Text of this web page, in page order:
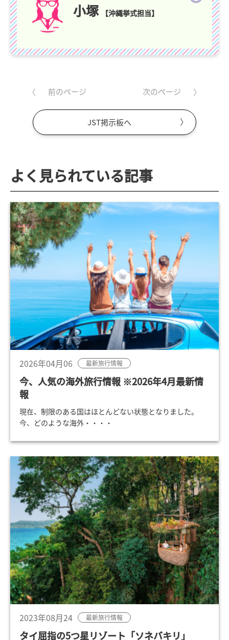
小塚 【沖縄挙式担当】
前のページ
JST掲示板へ
次のページ
よく見られている記事
2026年04月06 最新旅行情報
今、人気の海外旅行情報 ※2026年4月最新情
報
現在、制限のある国はほとんどない状態となりました。
今、どのような海外・・・・
2023年08月24 最新旅行情報
タイ屈指の5つ星リゾート「ソネバキリ」